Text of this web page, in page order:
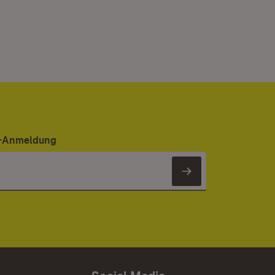
Newsletter